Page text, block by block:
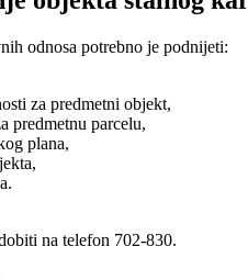
odnosa potrebno je podnijeti:
za predmetni objekt,
predmetnu parcelu,
plana,
na telefon 702-830.